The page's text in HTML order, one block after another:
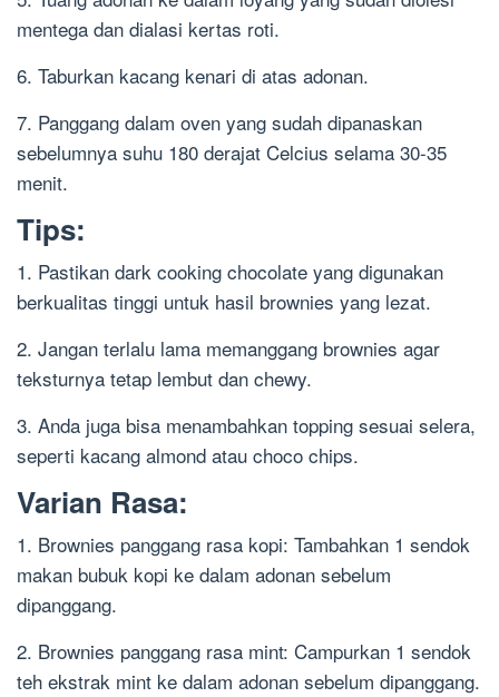
mentega dan dialasi kertas roti.
6. Taburkan kacang kenari di atas adonan.
7. Panggang dalam oven yang sudah dipanaskan
sebelumnya suhu 180 derajat Celcius selama 30-35
menit.
Tips:
1. Pastikan dark cooking chocolate yang digunakan
berkualitas tinggi untuk hasil brownies yang lezat.
2. Jangan terlalu lama memanggang brownies agar
teksturnya tetap lembut dan chewy.
3. Anda juga bisa menambahkan topping sesuai selera,
seperti kacang almond atau choco chips.
Varian Rasa:
1. Brownies panggang rasa kopi: Tambahkan 1 sendok
makan bubuk kopi ke dalam adonan sebelum
dipanggang.
2. Brownies panggang rasa mint: Campurkan 1 sendok
teh ekstrak mint ke dalam adonan sebelum dipanggang.